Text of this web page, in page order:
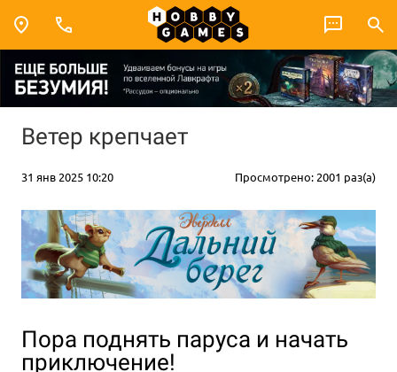
Ветер крепчает
31 янв 2025 10:20 Просмотрено: 2001 раз(а)
Пора поднять паруса и начать
приключение!